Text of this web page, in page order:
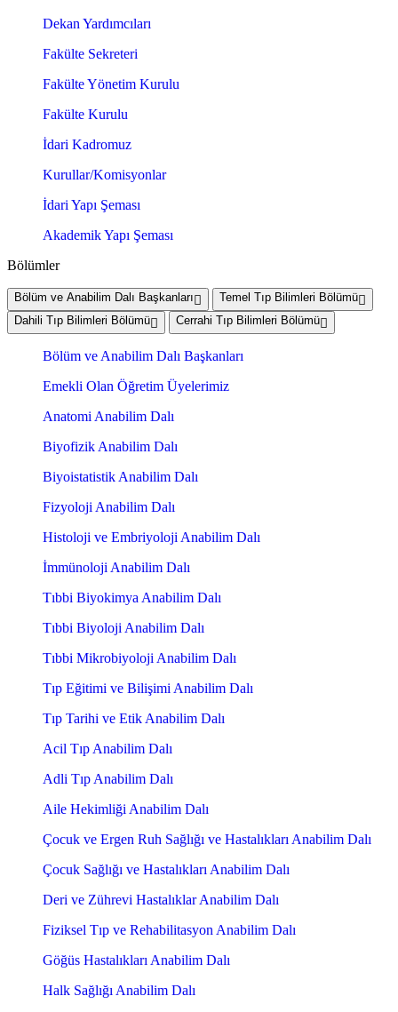
Dekan Yardımcıları
Fakülte Sekreteri
Fakülte Yönetim Kurulu
Fakülte Kurulu
İdari Kadromuz
Kurullar/Komisyonlar
İdari Yapı Şeması
Akademik Yapı Şeması
Bölümler
Bölüm ve Anabilim Dalı Başkanları
Temel Tıp Bilimleri Bölümü
Dahili Tıp Bilimleri Bölümü
Cerrahi Tıp Bilimleri Bölümü
Bölüm ve Anabilim Dalı Başkanları
Emekli Olan Öğretim Üyelerimiz
Anatomi Anabilim Dalı
Biyofizik Anabilim Dalı
Biyoistatistik Anabilim Dalı
Fizyoloji Anabilim Dalı
Histoloji ve Embriyoloji Anabilim Dalı
İmmünoloji Anabilim Dalı
Tıbbi Biyokimya Anabilim Dalı
Tıbbi Biyoloji Anabilim Dalı
Tıbbi Mikrobiyoloji Anabilim Dalı
Tıp Eğitimi ve Bilişimi Anabilim Dalı
Tıp Tarihi ve Etik Anabilim Dalı
Acil Tıp Anabilim Dalı
Adli Tıp Anabilim Dalı
Aile Hekimliği Anabilim Dalı
Çocuk ve Ergen Ruh Sağlığı ve Hastalıkları Anabilim Dalı
Çocuk Sağlığı ve Hastalıkları Anabilim Dalı
Deri ve Zührevi Hastalıklar Anabilim Dalı
Fiziksel Tıp ve Rehabilitasyon Anabilim Dalı
Göğüs Hastalıkları Anabilim Dalı
Halk Sağlığı Anabilim Dalı